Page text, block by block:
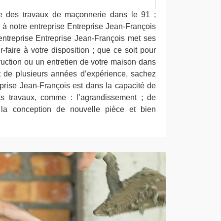
des travaux de maçonnerie dans le 91 ;
notre entreprise Entreprise Jean-François
Entreprise Jean-François met ses
faire à votre disposition ; que ce soit pour
ou un entretien de votre maison dans
plusieurs années d’expérience, sachez
Jean-François est dans la capacité de
travaux, comme : l’agrandissement ; de
conception de nouvelle pièce et bien